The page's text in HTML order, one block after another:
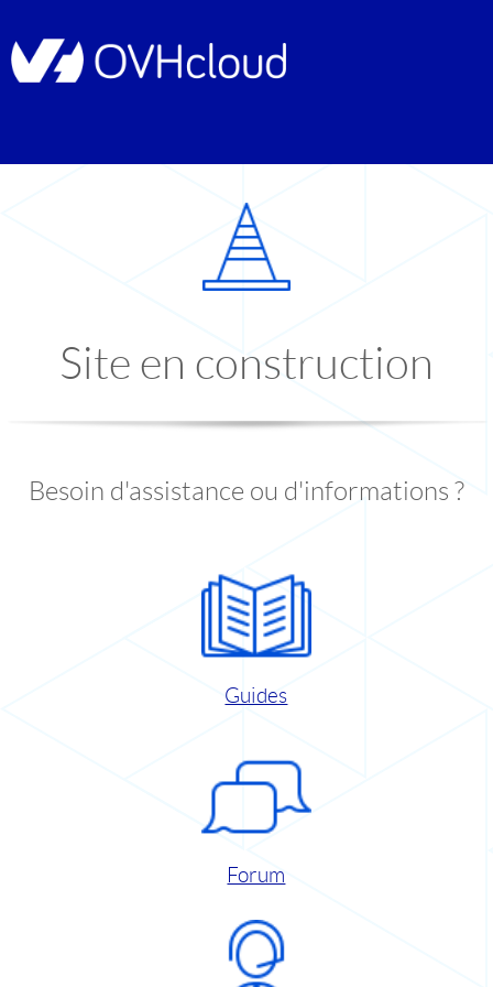
Site en construction
Besoin d'assistance ou d'informations ?
Guides
Forum